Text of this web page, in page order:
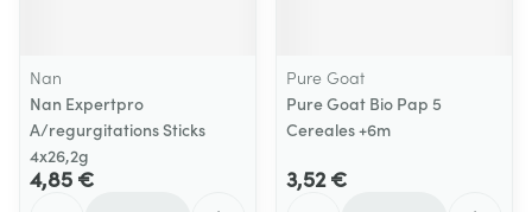
Nan
Nan Expertpro
A/regurgitations Sticks
4x26,2g
4,85 €
Pure Goat
Pure Goat Bio Pap 5
Cereales +6m
3,52 €